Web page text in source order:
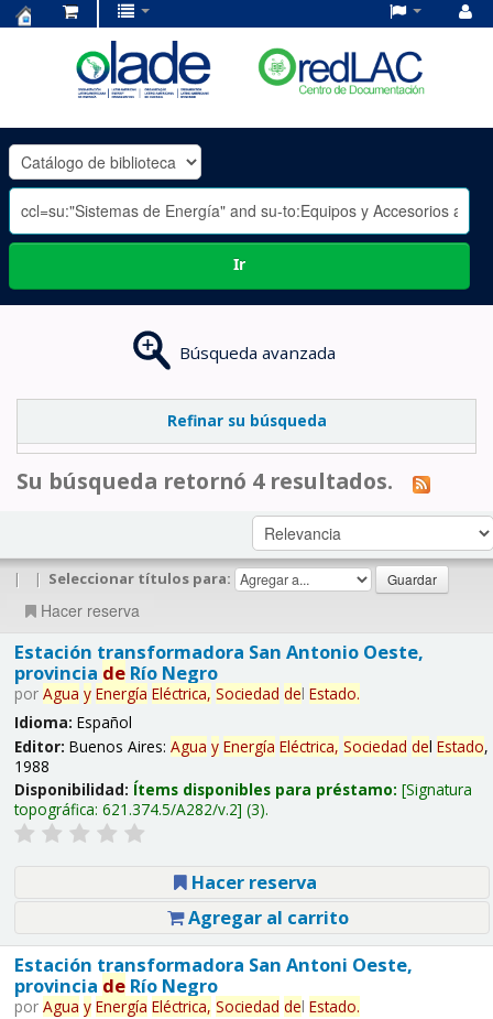
OLADE
-
Ir
Búsqueda avanzada
Refinar su búsqueda
Su búsqueda retornó 4 resultados.
| | Seleccionar títulos para:
Hacer reserva
Estación transformadora San Antonio Oeste,
provincia deRío Negro
por Agua y Energía Eléctrica, Sociedad del Estado.
Idioma: Español
Editor: Buenos Aires: Agua y Energía Eléctrica, Sociedad del Estado,
1988
Disponibilidad: Ítems disponibles para préstamo: Signatura
topográfica: 621.374.5/A282/v.2 (3).
Hacer reserva
Agregar al carrito
Estación transformadora San Antoni Oeste,
provincia deRío Negro
por Agua y Energía Eléctrica, Sociedad del Estado.